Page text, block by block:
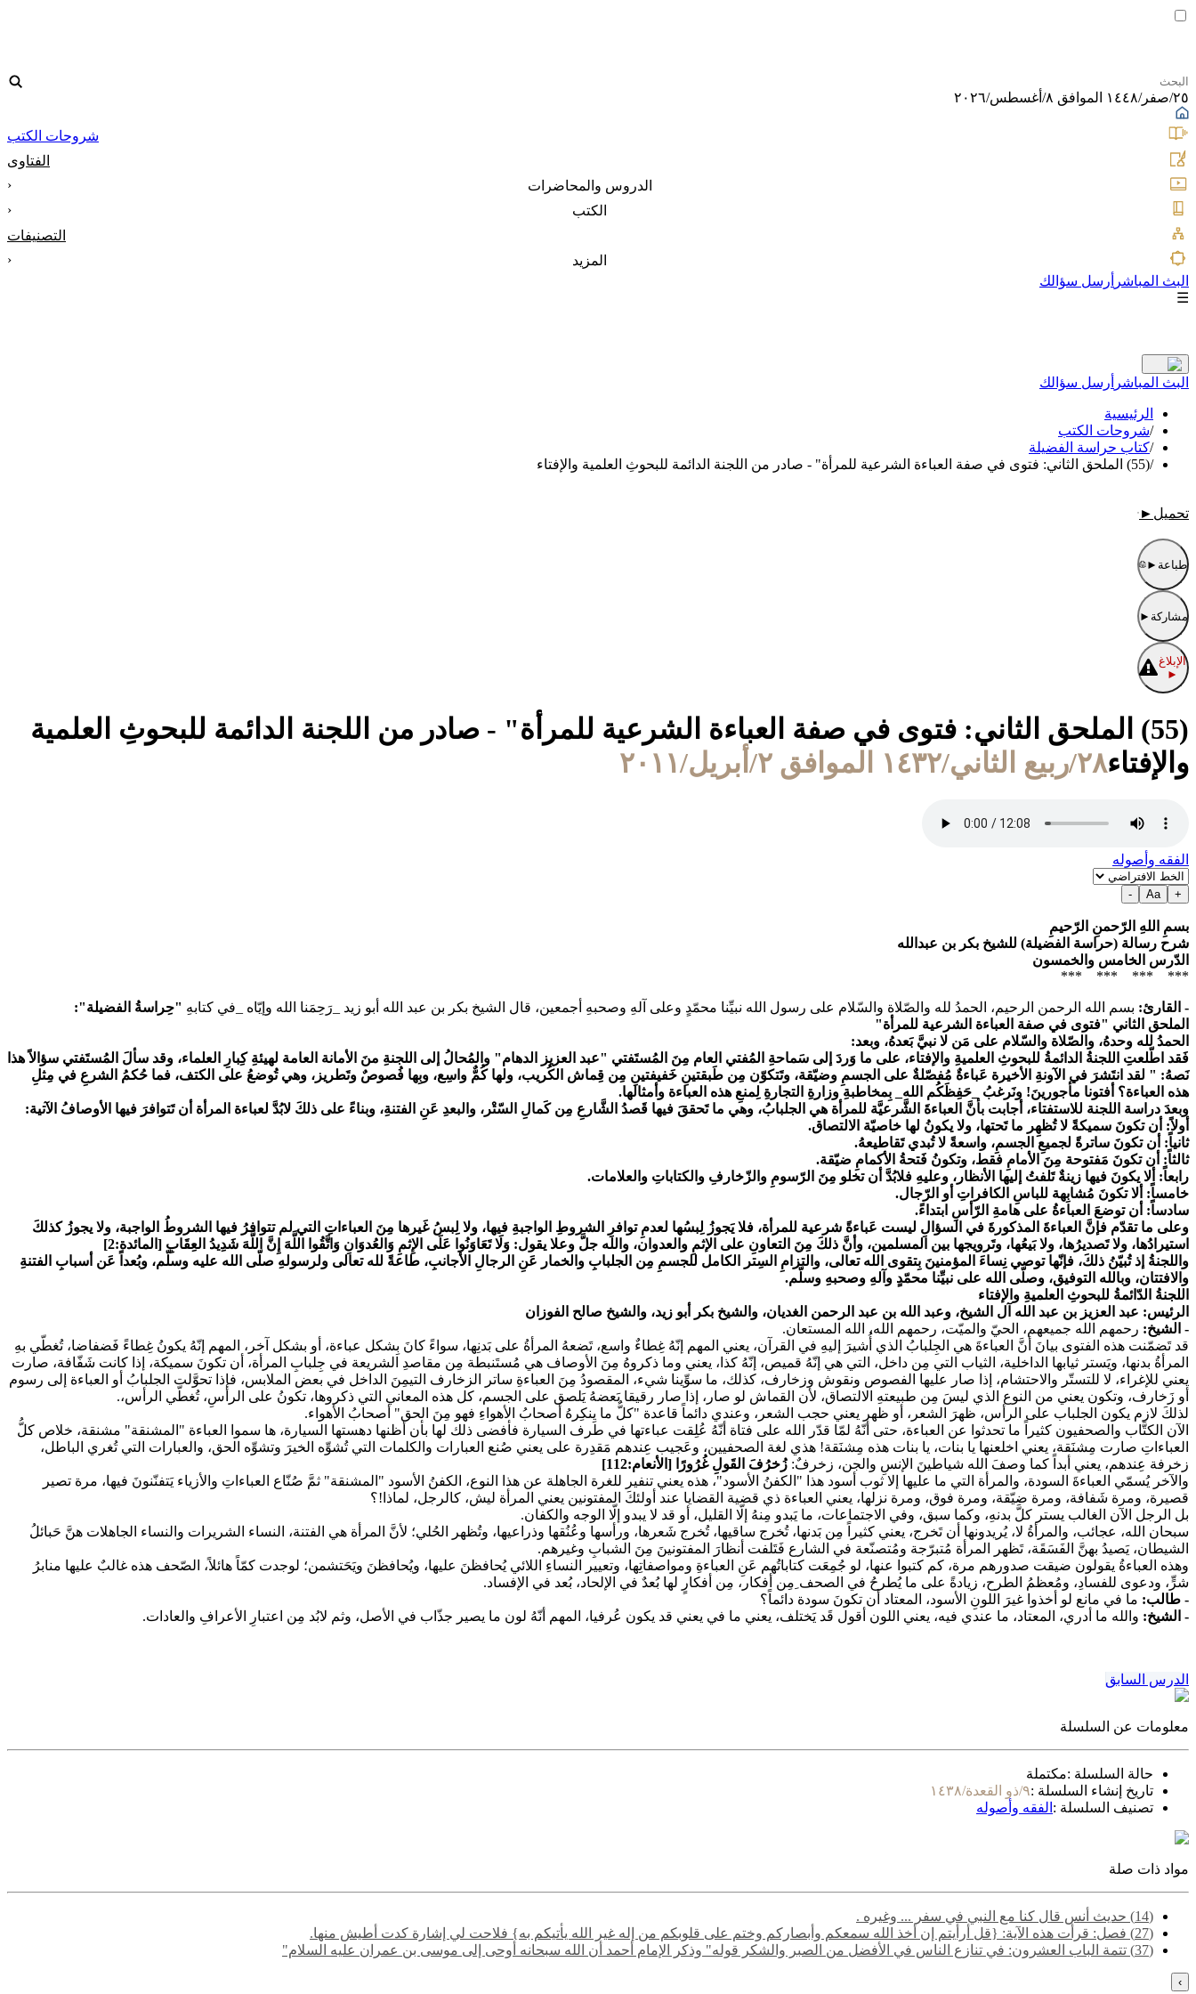
٢٥/صفر/١٤٤٨ الموافق ٨/أغسطس/٢٠٢٦
شروحات الكتب
الفتاوى
الدروس والمحاضرات
‹
الكتب
‹
التصنيفات
المزيد
‹
البث المباشر أرسل سؤالك
☰
البث المباشر أرسل سؤالك
الرئيسية
/شروحات الكتب
/كتاب حراسة الفضيلة
/(55) الملحق الثاني: فتوى في صفة العباءة الشرعية للمرأة" - صادر من اللجنة الدائمة للبحوثِ العلمية والإفتاء
تحميل ►
طباعة ►
مشاركة ►
الإبلاغ
►
(55) الملحق الثاني: فتوى في صفة العباءة الشرعية للمرأة" - صادر من اللجنة الدائمة للبحوثِ العلمية
والإفتاء٢٨/ربيع الثاني/١٤٣٢ الموافق ٢/أبريل/٢٠١١
الفقه وأصوله
+
Aa
-
بسمِ اللهِ الرّحمنِ الرّحيمِ
شرح رسالة (حراسة الفضيلة) للشيخ بكر بن عبدالله
الدّرس الخامس والخمسون
*** *** *** ***
- القارئ: بسم الله الرحمن الرحيم، الحمدُ لله والصّلاة والسّلام على رسول الله نبيِّنا محمّدٍ وعلى آلهِ وصحبهِ أجمعين، قال الشيخ بكر بن عبد الله أبو زيد _رَحِمَنا الله وإيّاه _في كتابهِ "حِراسةُ الفضيلة":
الملحق الثاني "فتوى في صفة العباءة الشرعية للمرأة"
الحمدُ لله وحدهُ، والصّلاة والسّلام على مَن لا نبيَّ بَعدهُ، وبعد:
فَقد اطّلعتِ اللجنةُ الدائمةُ للبحوثِ العلميةِ والإفتاء، على ما وَردَ إلى سَماحةِ المُفتي العام مِنَ المُستَفتي "عبد العزيز الدهام" والمُحالُ إلى اللجنةِ منَ الأمانة العامة لهيئةِ كِبارِ العلماء، وقد سألَ المُستَفتي سؤالاً هذا
نَصهُ: " لقد انتَشرَ في الآونةِ الأخيرة عَباءةٌ مُفصّلةٌ على الجسمِ وضيّقة، وتَتكوّن مِن طَبقتينِ خَفيفتينِ مِن قِماش الكُريب، ولها كُمٌّ واسِع، وبِها فُصوصٌ وتَطريز، وهي تُوضعُ على الكتف، فما حُكمُ الشرعِ في مِثلِ
هذه العباءة؟ أفتونا مأجورينَ! ونَرغبُ _حَفِظَكُم الله_ بِمخاطبةِ وزارةِ التجارةِ لِمنعِ هذه العباءة وأمثالها.
وبعدَ دراسة اللجنة للاستفتاء، أجابت بأنَّ العباءةَ الشَّرعيَّة للمرأة هي الجلبابُ، وهي ما تَحققَ فيها قَصدُ الشَّارعِ مِن كَمالِ السّتْر، والبعدِ عَنِ الفتنةِ، وبناءً على ذلكَ لابُدَّ لعباءة المرأة أن تَتوافرَ فيها الأوصافُ الآتية:
أولاً: أن تكونَ سميكةً لا تُظهِر ما تَحتها، ولا يكونُ لها خاصيّة الالتصاق.
ثانياً: أن تكونَ ساترةً لجميعِ الجسمِ، واسعةً لا تُبدي تَقاطيعهُ.
ثالثاً: أن تكونَ مَفتوحة مِنَ الأمامِ فقط، وتكونُ فَتحةُ الأكمامِ ضيّقة.
رابعاً: ألا يكونَ فيها زينةٌ تَلفتُ إليها الأنظار، وعليهِ فلابُدَّ أن تخلو مِنَ الرّسومِ والزّخارفِ والكتاباتِ والعلامات.
خامساً: ألا تكونَ مُشابِهة للباسِ الكافراتِ أو الرّجال.
سادساً: أن توضعَ العباءةُ على هامةِ الرّأسِ ابتداءً.
وعلى ما تقدّم فإنَّ العباءةَ المذكورةَ في السؤالِ ليست عَباءةً شرعية للمرأة، فلا يَجوزُ لِبسُها لعدمِ توافرِ الشروطِ الواجبةِ فيها، ولا لِبسُ غَيرها مِنَ العباءاتِ التي لم تتوافرُ فيها الشروطُ الواجبة، ولا يجوزُ كذلكَ
استيرادُها، ولا تَصديرُها، ولا بَيعُها، وتَرويجها بين المسلمين، وأنَّ ذلكَ مِنَ التعاونِ على الإثمِ والعدوان، والله جلَّ وعلا يقول: وَلَا تَعَاوَنُوا عَلَى الإِثمِ وَالعُدوَانِ وَاتَّقُوا اللَّهَ إِنَّ اللَّهَ شَدِيدُ العِقَابِ [المائدة:2]
واللجنةُ إذ تُبيّنُ ذلكَ، فإنّها توصي نِساءَ المؤمنينَ بِتقوى الله تعالى، والتزامِ السِتر الكامل للجسمِ مِن الجلبابِ والخمار عَنِ الرجالِ الأجانبِ، طاعةً لله تعالى ولرسولهِ صلّى الله عليه وسلّم، وبُعداً عَن أسبابِ الفتنةِ
والافتتان، وبالله التوفيق، وصلّى الله على نبيِّنا محمّدٍ وآلهِ وصحبهِ وسلّم.
اللجنةُ الدّائمةُ للبحوثِ العلميةِ والإفتاء
الرئيس: عبد العزيز بن عبد الله آل الشيخ، وعبد الله بن عبد الرحمن الغديان، والشيخ بكر أبو زيد، والشيخ صالح الفوزان
- الشيخ: رحمهم الله جميعهم، الحيّ والميّت، رحمهم الله، الله المستعان.
قد تَضمّنت هذه الفتوى بيانَ أنَّ العباءةَ هي الجِلبابُ الذي أُشيرَ إليهِ في القرآن، يعني المهم إنّهُ غِطاءٌ واسع، تَضعهُ المرأةُ على بَدنِها، سواءً كانَ بِشكل عباءة، أو بشكل آخر، المهم إنّهُ يكونُ غِطاءً فَضفاضا، تُغطّي بهِ
المرأةُ بدنها، ويَستر ثيابها الداخلية، الثياب التي مِن داخل، التي هي إنّهُ قميص، إنّهُ كذا، يعني وما ذكروهُ مِنَ الأوصاف هي مُستَنبطة مِن مقاصدِ الشريعة في جِلبابِ المرأة، أن تكونَ سميكة، إذا كانت شَفّافة، صارت
يعني للإغراء، لا للتستّر والاحتشام، إذا صار عليها الفصوص ونقوش وزخارف، كذلك، ما سوِّينا شيء، المقصودُ مِنَ العباءةِ ساتر الزخارف التيمِنَ الداخل في بعض الملابس، فإذا تحوَّلت الجلبابُ أو العباءة إلى رسوم
أو زَخارف، وتكون يعني من النوع الذي ليسَ مِن طبيعتهِ الالتصاق، لأن القماش لو صار، إذا صار رقيقا بَعضهُ يَلصق على الجسم، كل هذه المعاني التي ذكروها، تكونُ على الرأسِ، تُغطّي الرأس،.
لذلكَ لازم يكون الجلباب على الرأس، ظهرَ الشعر، أو ظهر يعني حجب الشعر، وعندي دائماً قاعدة "كلُّ ما يِنكِرهُ أصحابُ الأهواءِ فهو مِنَ الحق" أصحابُ الأهواء.
الآن الكتَّاب والصحفيون كثيراً ما تحدثوا عن العباءة، حتى أنّهُ لمّا قدّر الله على فتاة أنّهُ عُلِقت عباءتها في طرف السيارة فأفضى ذلك لها بأن أظنها دهستها السيارة، ها سموا العباءة "المشنقة" مشنقة، خلاص كلُّ
العباءاتِ صارت مِشنَقة، يعني اخلعنها يا بنات، يا بنات هذه مِشنَقة! هذي لغة الصحفيين، وعَجيب عِندهم مَقدِرة على يعني صُنع العبارات والكلمات التي تُشوِّه الخيرَ وتشوِّه الحق، والعبارات التي تُغري الباطل،
زخرفة عِندهم، يعني أبداً كما وصفَ الله شياطينَ الإنسِ والجن، زخرفٌ: زُخرُفَ القَولِ غُرُورًا [الأنعام:112]
والآخر يُسمّي العباءةَ السودة، والمرأة التي ما عليها إلا ثوب أسود هذا "الكفنُ الأسود"، هذه يعني تنفير للغرة الجاهلة عن هذا النوع، الكفنُ الأسود "المشنقة" ثمَّ صُنّاع العباءاتِ والأزياء يَتفنّنونَ فيها، مرة تصير
قصيرة، ومرة شَفافة، ومرة ضيّقة، ومرة فوق، ومرة نزلها، يعني العباءة ذي قضية القضايا عند أولئكَ المفتونين يعني المرأة ليش، كالرجل، لماذا!؟
بل الرجل الآن الغالب يستر كلَّ بدنهِ، وكما سبق، وفي الاجتماعات، ما يَبدو مِنهُ إلّا القليل، أو قد لا يبدو إلّا الوجه والكفان.
سبحان الله، عجائب، والمرأةُ لا، يُريدونها أن تَخرج، يعني كثيراً مِن بَدنها، تُخرج ساقيها، تُخرج شَعرها، ورأسها وعُنُقها وذراعيها، وتُظهر الحُلي؛ لأنَّ المرأة هي الفتنة، النساء الشريرات والنساء الجاهلات هنَّ حَبائلُ
الشيطان، يَصيدُ بهنَّ الفَسَقَة، تَظهر المرأة مُتبرّجة ومُتصنّعة في الشارع فَتَلفت أنظارَ المفتونينَ مِنَ الشبابِ وغيرهم.
وهذه العباءةُ يقولون ضيقت صدورهم مرة، كم كتبوا عنها، لو جُمِعَت كتاباتُهم عَنِ العباءةِ ومواصفاتِها، وتعيير النساءِ اللائي يُحافظنَ عليها، ويُحافظنَ ويَحَتشمن؛ لوجدت كمّاً هائلاً، الصّحف هذه غالبٌ عليها منابرُ
شرٍّ، ودعوى للفسادِ، ومُعظمُ الطرح، زيادةً على ما يُطرحُ في الصحف ِمِن أفكار، مِن أفكارٍ لها بُعدٌ في الإلحاد، بُعد في الإفساد.
- طالب: ما في مانع لو أخذوا غيرَ اللونِ الأسود، المعتاد أن تكونَ سودة دائماً؟
- الشيخ: والله ما أدري، المعتاد، ما عندي فيه، يعني اللون أقول قَد يَختلف، يعني ما في يعني قد يكون عُرفيا، المهم أنّهُ لون ما يصير جذّاب في الأصل، وثم لابُد مِن اعتبارِ الأعرافِ والعادات.
الدرس السابق
معلومات عن السلسلة
حالة السلسلة :مكتملة
تاريخ إنشاء السلسلة :٩/ذو القعدة/١٤٣٨
تصنيف السلسلة : الفقه وأصوله
مواد ذات صلة
(14) حديث أنس قال كنا مع النبي في سفر ... وغيره .
(27) فصل: قرأت هذه الآية: {قل أرأيتم إن أخذ الله سمعكم وأبصاركم وختم على قلوبكم من إله غير الله يأتيكم به} فلاحت لي إشارة كدت أطيش منها.
(37) تتمة الباب العشرون: في تنازع الناس في الأفضل من الصبر والشكر قوله" وذكر الإمام أحمد أن الله سبحانه أوحى إلى موسى بن عمران عليه السلام"
›